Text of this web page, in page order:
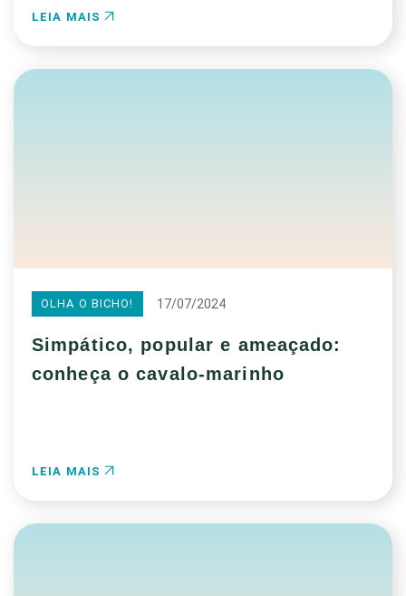
LEIA MAIS
OLHA O BICHO! 17/07/2024
Simpático, popular e ameaçado:
conheça o cavalo-marinho
LEIA MAIS